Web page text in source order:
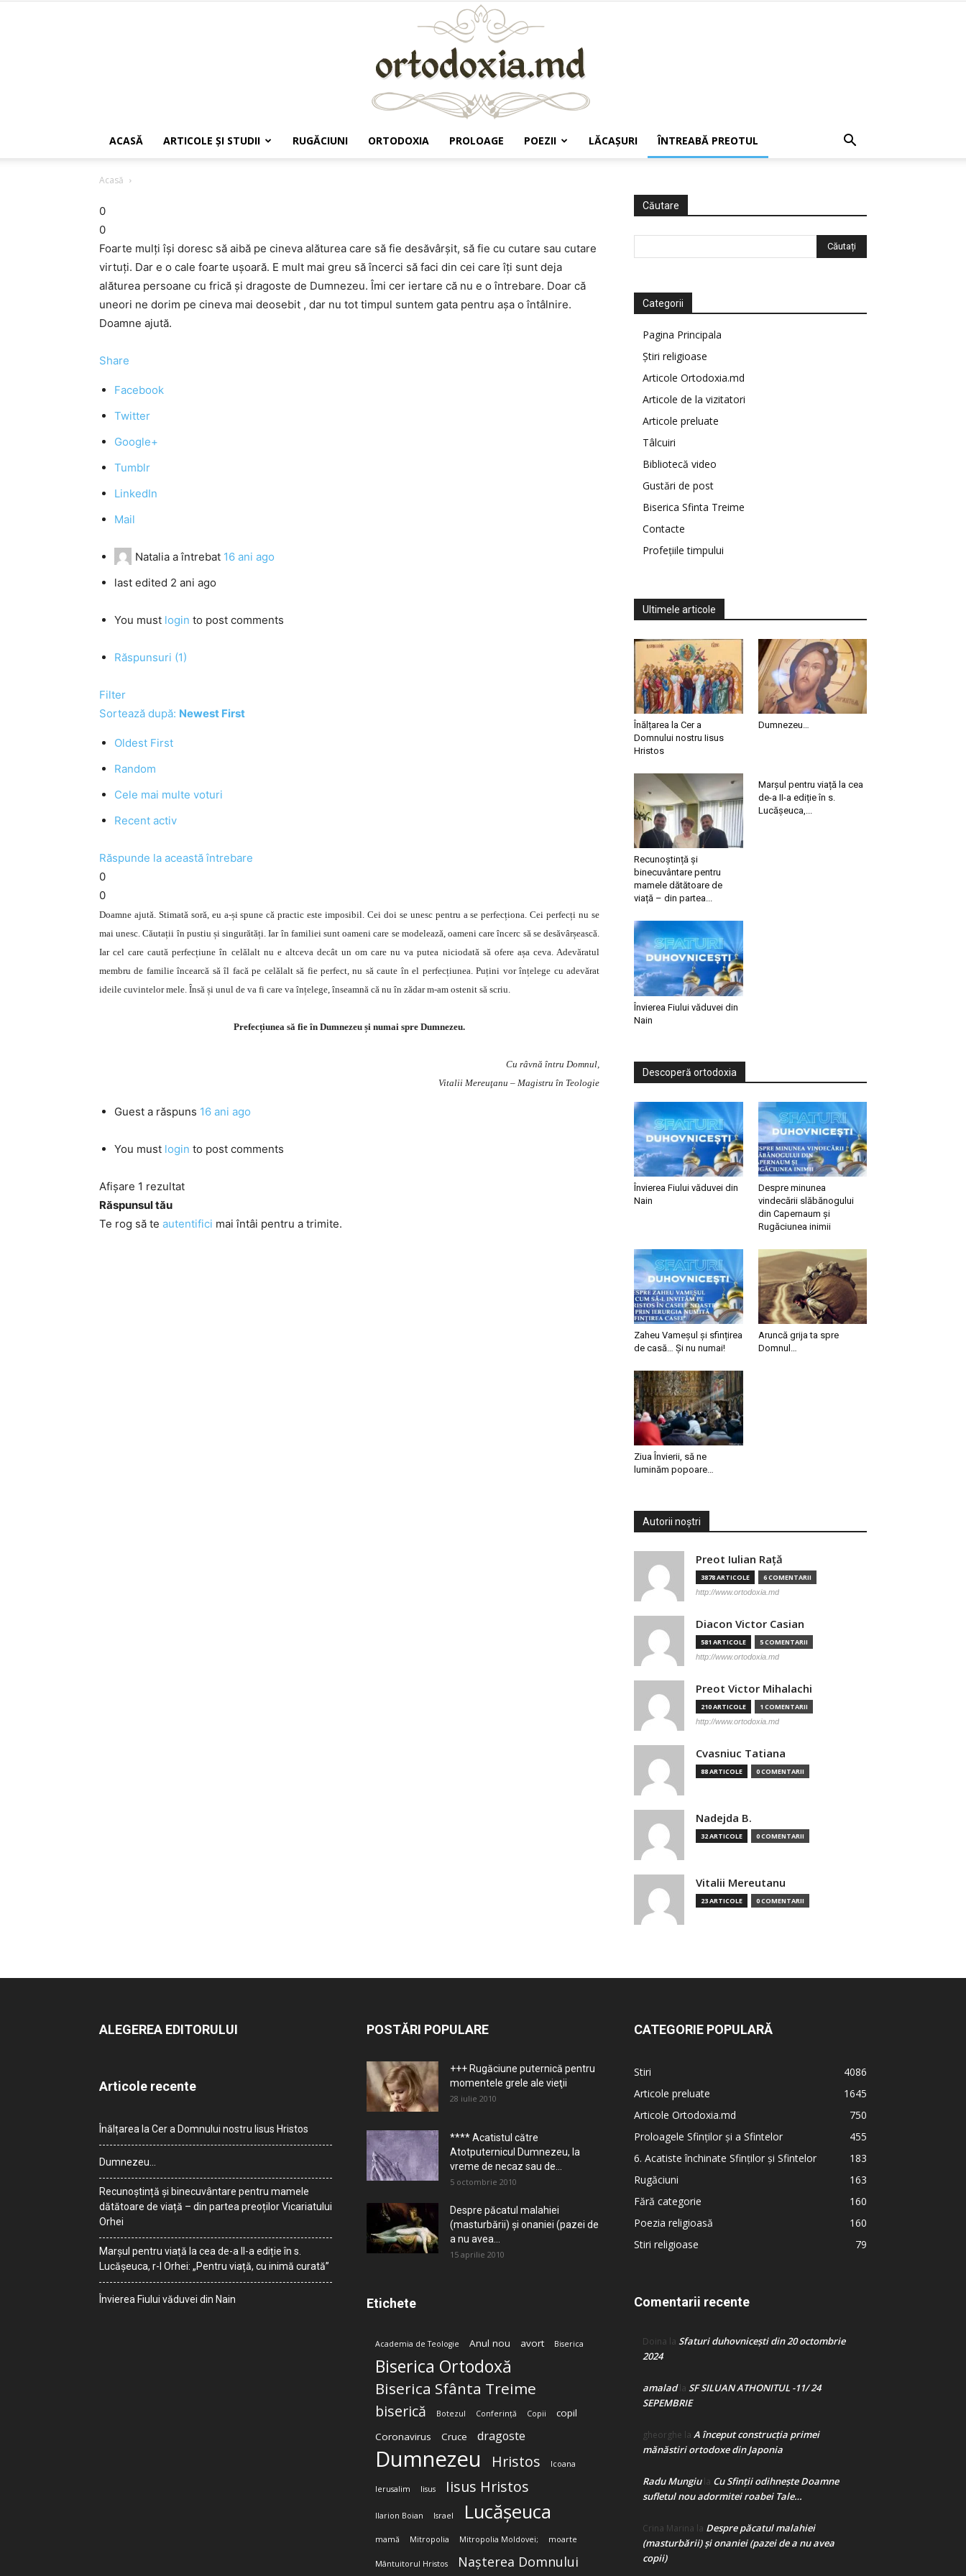
ACASĂ ARTICOLE ŞI STUDII RUGĂCIUNI ORTODOXIA PROLOAGE POEZII LĂCAŞURI ÎNTREABĂ PREOTUL
Acasă
0
0
Foarte mulţi îşi doresc să aibă pe cineva alăturea care să fie desăvârşit, să fie cu cutare sau cutare
virtuţi. Dar e o cale foarte uşoară. E mult mai greu să încerci să faci din cei care îţi sunt deja
alăturea persoane cu frică şi dragoste de Dumnezeu. Îmi cer iertare că nu e o întrebare. Doar că
uneori ne dorim pe cineva mai deosebit , dar nu tot timpul suntem gata pentru aşa o întâlnire.
Doamne ajută.
Share
Facebook
Twitter
Google+
Tumblr
LinkedIn
Mail
Natalia a întrebat 16 ani ago
last edited 2 ani ago
You must login to post comments
Răspunsuri (1)
Filter
Sortează după: Newest First
Oldest First
Random
Cele mai multe voturi
Recent activ
Răspunde la această întrebare
0
0
Doamne ajută. Stimată soră, eu a-și spune că practic este imposibil. Cei doi se unesc pentru a se perfecționa. Cei perfecți nu se
mai unesc. Căutații în pustiu și singurătăți. Iar în familiei sunt oameni care se modelează, oameni care încerc să se desăvârșească.
Iar cel care caută perfecțiune în celălalt nu e altceva decât un om care nu va putea niciodată să ofere așa ceva. Adevăratul
membru de familie încearcă să îl facă pe celălalt să fie perfect, nu să caute în el perfecțiunea. Puțini vor înțelege cu adevărat
ideile cuvintelor mele. Însă și unul de va fi care va înțelege, înseamnă că nu în zădar m-am ostenit să scriu.
Prefecțiunea să fie în Dumnezeu și numai spre Dumnezeu.
Cu râvnă întru Domnul,
Vitalii Mereuţanu – Magistru în Teologie
Guest a răspuns 16 ani ago
You must login to post comments
Afișare 1 rezultat
Răspunsul tău
Te rog să te autentifici mai întâi pentru a trimite.
Căutare
Categorii
Pagina Principala
Știri religioase
Articole Ortodoxia.md
Articole de la vizitatori
Articole preluate
Tâlcuiri
Bibliotecă video
Gustări de post
Biserica Sfinta Treime
Contacte
Profețiile timpului
Ultimele articole
Înălțarea la Cer a
Domnului nostru Iisus
Hristos
Dumnezeu…
Recunoștință și
binecuvântare pentru
mamele dătătoare de
viață – din partea...
Marșul pentru viață la cea
de-a II-a ediție în s.
Lucășeuca,...
Învierea Fiului văduvei din
Nain
Descoperă ortodoxia
Învierea Fiului văduvei din
Nain
Despre minunea
vindecării slăbănogului
din Capernaum și
Rugăciunea inimii
Zaheu Vameșul și sfințirea
de casă… Și nu numai!
Aruncă grija ta spre
Domnul…
Ziua Învierii, să ne
luminăm popoare…
Autorii noștri
Preot Iulian Raţă
3878 ARTICOLE 6 COMENTARII
http://www.ortodoxia.md
Diacon Victor Casian
581 ARTICOLE 5 COMENTARII
http://www.ortodoxia.md
Preot Victor Mihalachi
210 ARTICOLE 1 COMENTARII
http://www.ortodoxia.md
Cvasniuc Tatiana
88 ARTICOLE 0 COMENTARII
Nadejda B.
32 ARTICOLE 0 COMENTARII
Vitalii Mereutanu
23 ARTICOLE 0 COMENTARII
ALEGEREA EDITORULUI
Articole recente
Înălțarea la Cer a Domnului nostru Iisus Hristos
Dumnezeu…
Recunoștință și binecuvântare pentru mamele
dătătoare de viață – din partea preoților Vicariatului
Orhei
Marșul pentru viață la cea de-a II-a ediție în s.
Lucășeuca, r-l Orhei: „Pentru viață, cu inimă curată”
Învierea Fiului văduvei din Nain
POSTĂRI POPULARE
+++ Rugăciune puternică pentru
momentele grele ale vieţii
28 iulie 2010
**** Acatistul către
Atotputernicul Dumnezeu, la
vreme de necaz sau de...
5 octombrie 2010
Despre păcatul malahiei
(masturbării) şi onaniei (pazei de
a nu avea...
15 aprilie 2010
Etichete
Academia de Teologie Anul nou avort Biserica
Biserica Ortodoxă
Biserica Sfânta Treime
biserică Botezul Conferință Copii
copil
Coronavirus
Cruce dragoste
Dumnezeu Hristos Icoana
Ierusalim Iisus Iisus Hristos
Ilarion Boian Israel Lucășeuca
mamă Mitropolia Mitropolia Moldovei; moarte
Mântuitorul Hristos Nașterea Domnului
CATEGORIE POPULARĂ
Stiri
4086
Articole preluate
1645
Articole Ortodoxia.md
750
Proloagele Sfinților și a Sfintelor
455
6. Acatiste închinate Sfinților și Sfintelor
183
Rugăciuni
163
Fără categorie
160
Poezia religioasă
160
Stiri religioase
79
Comentarii recente
Doina la Sfaturi duhovnicești din 20 octombrie
2024
amaladla SF SILUAN ATHONITUL -11/ 24
SEPEMBRIE
gheorghe la A început construcţia primei
mănăstiri ortodoxe din Japonia
Radu Mungiula Cu Sfinții odihnește Doamne
sufletul nou adormitei roabei Tale…
Crina Marina la Despre păcatul malahiei
(masturbării) şi onaniei (pazei de a nu avea
copii)